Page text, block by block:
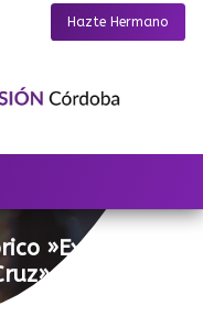
Hazte Hermano
»Exaltación